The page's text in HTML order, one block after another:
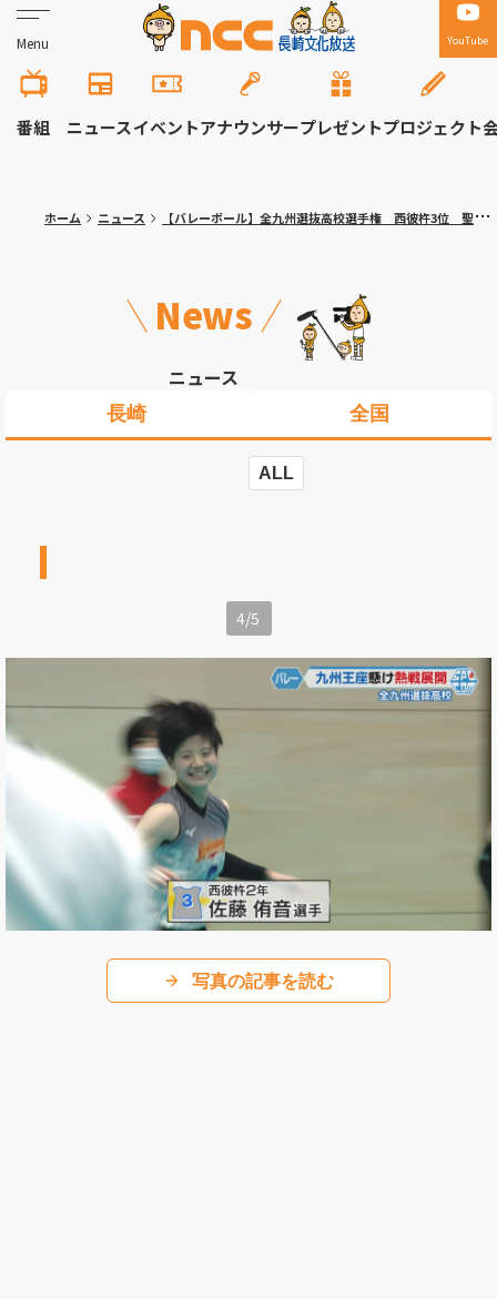
Menu YouTube
番組 ニュースイベントアナウンサープレゼントプロジェクト
ホーム ニュース 【バレーボール】全九州選抜高校選手権 西彼杵3位 聖和女子・長崎南山ベスト８ 九州の強豪相手に熱戦展開
News
ニュース
長崎 全国
ALL
4/5
写真の記事を読む